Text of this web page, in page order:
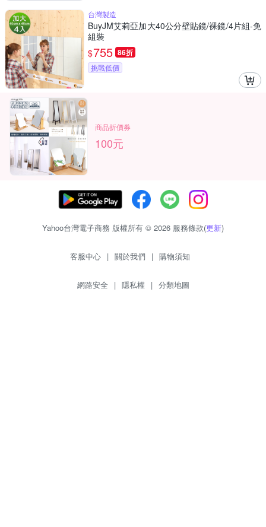
台灣製造
BuyJM艾莉亞加大40公分壁貼鏡/裸鏡/4片組-免
組裝
$755 86折
挑戰低價
商品折價券
100元
Yahoo台灣電子商務 版權所有 © 2026 服務條款(更新)
客服中心 | 關於我們 | 購物須知
網路安全 | 隱私權 | 分類地圖